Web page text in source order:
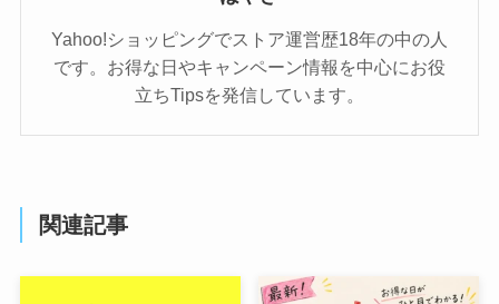
Yahoo!ショッピングでストア運営歴18年の中の人
です。お得な日やキャンペーン情報を中心にお役
立ちTipsを発信しています。
関連記事